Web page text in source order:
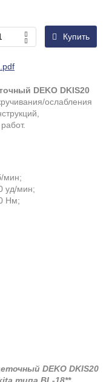
Купить
DEKO DKIS20
ослабления
мин;
уд/мин;
Нм;
DEKO DKIS20